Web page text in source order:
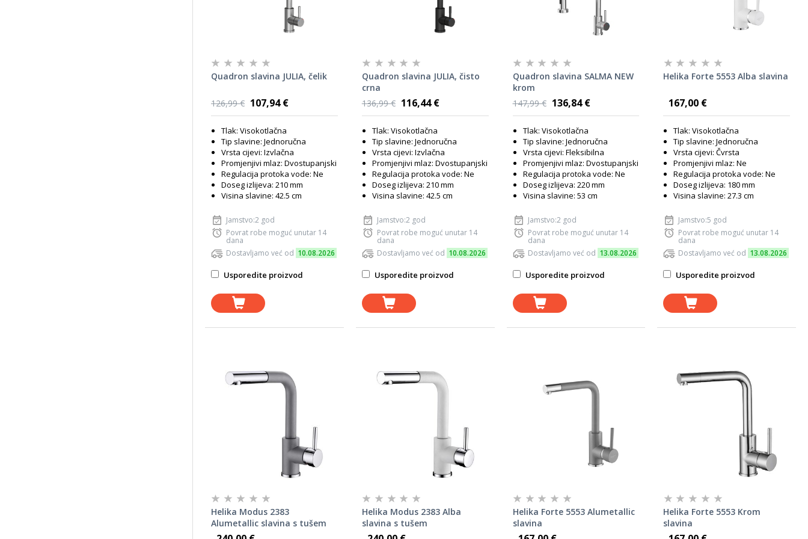
Quadron slavina JULIA, čelik
126,99 € 107,94 €
Tlak: Visokotlačna
Tip slavine: Jednoručna
Vrsta cijevi: Izvlačna
Promjenjivi mlaz: Dvostupanjski
Regulacija protoka vode: Ne
Doseg izlijeva: 210 mm
Visina slavine: 42.5 cm
Jamstvo:2 god
Povrat robe moguć unutar 14
dana
Dostavljamo već od 10.08.2026
Usporedite proizvod
Quadron slavina JULIA, čisto
crna
136,99 € 116,44 €
Tlak: Visokotlačna
Tip slavine: Jednoručna
Vrsta cijevi: Izvlačna
Promjenjivi mlaz: Dvostupanjski
Regulacija protoka vode: Ne
Doseg izlijeva: 210 mm
Visina slavine: 42.5 cm
Jamstvo:2 god
Povrat robe moguć unutar 14
dana
Dostavljamo već od 10.08.2026
Usporedite proizvod
Quadron slavina SALMA NEW
krom
147,99 € 136,84 €
Tlak: Visokotlačna
Tip slavine: Jednoručna
Vrsta cijevi: Fleksibilna
Promjenjivi mlaz: Dvostupanjski
Regulacija protoka vode: Ne
Doseg izlijeva: 220 mm
Visina slavine: 53 cm
Jamstvo:2 god
Povrat robe moguć unutar 14
dana
Dostavljamo već od 13.08.2026
Usporedite proizvod
Helika Forte 5553 Alba slavina
167,00 €
Tlak: Visokotlačna
Tip slavine: Jednoručna
Vrsta cijevi: Čvrsta
Promjenjivi mlaz: Ne
Regulacija protoka vode: Ne
Doseg izlijeva: 180 mm
Visina slavine: 27.3 cm
Jamstvo:5 god
Povrat robe moguć unutar 14
dana
Dostavljamo već od 13.08.2026
Usporedite proizvod
Helika Modus 2383
Alumetallic slavina s tušem
Helika Modus 2383 Alba
slavina s tušem
Helika Forte 5553 Alumetallic
slavina
Helika Forte 5553 Krom
slavina